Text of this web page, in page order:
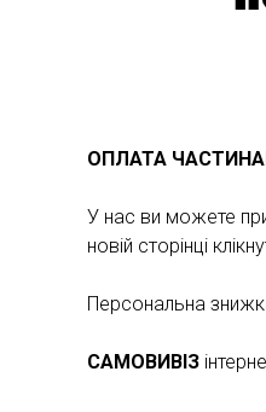
ОПЛАТА
У нас ви можете
новій сторінці
Персональна
САМОВИВІЗ